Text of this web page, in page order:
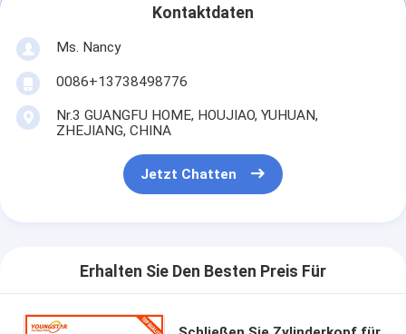
KURBELWELLEN-FLASCHENZUG
Zylinderkopfdichtung
Auto-Lenkpumpe
Kraftfahrzeugmotor-Teile
Kontaktdaten
Ms. Nancy
0086+13738498776
Nr.3 GUANGFU HOME, HOUJIAO, YUHUAN,
ZHEJIANG, CHINA
Jetzt Chatten
Erhalten Sie Den Besten Preis Für